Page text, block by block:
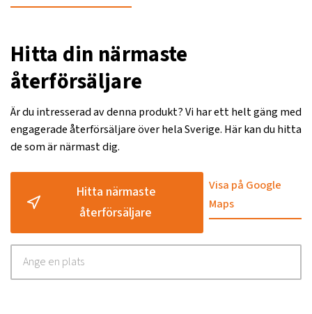
Hitta din närmaste
återförsäljare
Är du intresserad av denna produkt? Vi har ett helt gäng med
engagerade återförsäljare över hela Sverige. Här kan du hitta
de som är närmast dig.
Hitta närmaste
återförsäljare
Visa på Google
Maps